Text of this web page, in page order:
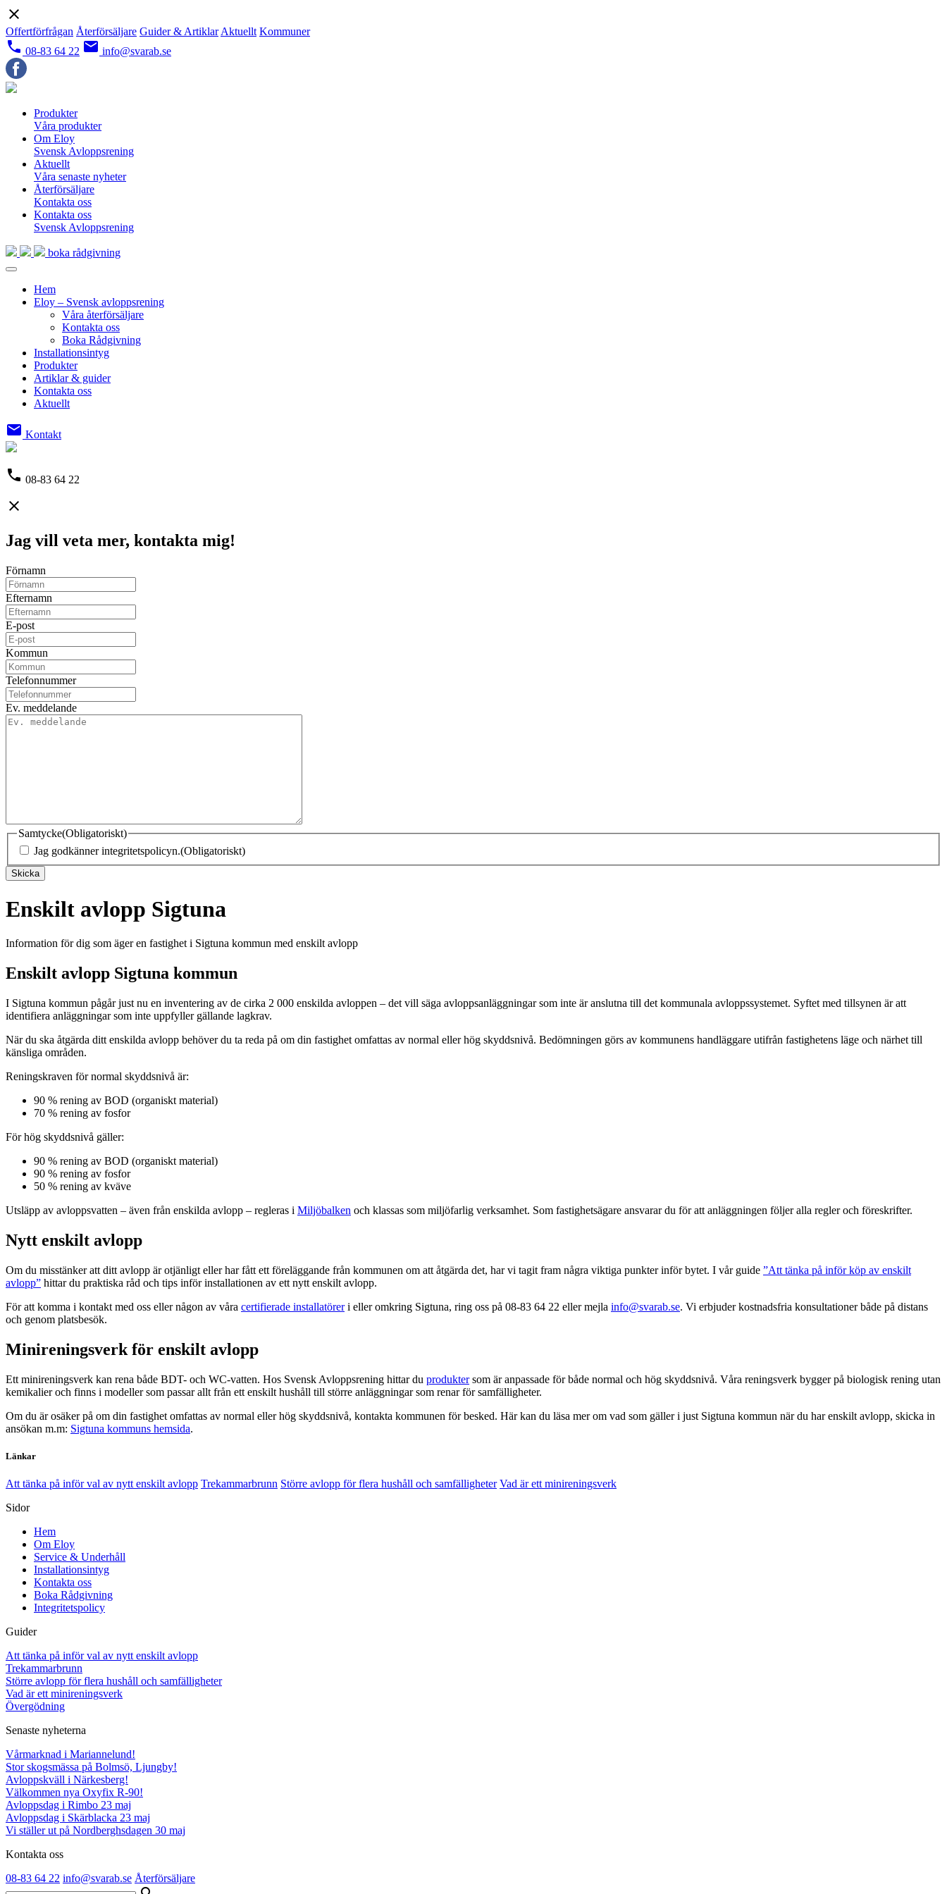
close
Offertförfrågan Återförsäljare Guider & Artiklar Aktuellt Kommuner
local_phone 08-83 64 22 email info@svarab.se
Produkter
Våra produkter
Om Eloy
Svensk Avloppsrening
Aktuellt
Våra senaste nyheter
Återförsäljare
Kontakta oss
Kontakta oss
Svensk Avloppsrening
boka rådgivning
Hem
Eloy – Svensk avloppsrening
Våra återförsäljare
Kontakta oss
Boka Rådgivning
Installationsintyg
Produkter
Artiklar & guider
Kontakta oss
Aktuellt
email Kontakt
phone 08-83 64 22
close
Jag vill veta mer, kontakta mig!
Förnamn
Efternamn
E-post
Kommun
Telefonnummer
Ev. meddelande
Samtycke(Obligatoriskt)
Jag godkänner integritetspolicyn.(Obligatoriskt)
Skicka
Enskilt avlopp Sigtuna
Information för dig som äger en fastighet i Sigtuna kommun med enskilt avlopp
Enskilt avlopp Sigtuna kommun
I Sigtuna kommun pågår just nu en inventering av de cirka 2 000 enskilda avloppen – det vill säga avloppsanläggningar som inte är anslutna till det kommunala avloppssystemet. Syftet med tillsynen är att
identifiera anläggningar som inte uppfyller gällande lagkrav.
När du ska åtgärda ditt enskilda avlopp behöver du ta reda på om din fastighet omfattas av normal eller hög skyddsnivå. Bedömningen görs av kommunens handläggare utifrån fastighetens läge och närhet till
känsliga områden.
Reningskraven för normal skyddsnivå är:
90 % rening av BOD (organiskt material)
70 % rening av fosfor
För hög skyddsnivå gäller:
90 % rening av BOD (organiskt material)
90 % rening av fosfor
50 % rening av kväve
Utsläpp av avloppsvatten – även från enskilda avlopp – regleras i Miljöbalken och klassas som miljöfarlig verksamhet. Som fastighetsägare ansvarar du för att anläggningen följer alla regler och föreskrifter.
Nytt enskilt avlopp
Om du misstänker att ditt avlopp är otjänligt eller har fått ett föreläggande från kommunen om att åtgärda det, har vi tagit fram några viktiga punkter inför bytet. I vår guide ”Att tänka på inför köp av enskilt
avlopp” hittar du praktiska råd och tips inför installationen av ett nytt enskilt avlopp.
För att komma i kontakt med oss eller någon av våra certifierade installatöreri eller omkring Sigtuna, ring oss på 08-83 64 22 eller mejla info@svarab.se. Vi erbjuder kostnadsfria konsultationer både på distans
och genom platsbesök.
Minireningsverk för enskilt avlopp
Ett minireningsverk kan rena både BDT- och WC-vatten. Hos Svensk Avloppsrening hittar du produktersom är anpassade för både normal och hög skyddsnivå. Våra reningsverk bygger på biologisk rening utan
kemikalier och finns i modeller som passar allt från ett enskilt hushåll till större anläggningar som renar för samfälligheter.
Om du är osäker på om din fastighet omfattas av normal eller hög skyddsnivå, kontakta kommunen för besked. Här kan du läsa mer om vad som gäller i just Sigtuna kommun när du har enskilt avlopp, skicka in
ansökan m.m: Sigtuna kommuns hemsida.
Länkar
Att tänka på inför val av nytt enskilt avlopp Trekammarbrunn Större avlopp för flera hushåll och samfälligheter Vad är ett minireningsverk
Sidor
Hem
Om Eloy
Service & Underhåll
Installationsintyg
Kontakta oss
Boka Rådgivning
Integritetspolicy
Guider
Att tänka på inför val av nytt enskilt avlopp
Trekammarbrunn
Större avlopp för flera hushåll och samfälligheter
Vad är ett minireningsverk
Övergödning
Senaste nyheterna
Vårmarknad i Mariannelund!
Stor skogsmässa på Bolmsö, Ljungby!
Avloppskväll i Närkesberg!
Välkommen nya Oxyfix R-90!
Avloppsdag i Rimbo 23 maj
Avloppsdag i Skärblacka 23 maj
Vi ställer ut på Nordberghsdagen 30 maj
Kontakta oss
08-83 64 22 info@svarab.se Återförsäljare